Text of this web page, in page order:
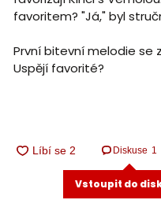
favoritem? "Já," byl
První bitevní melodie se
Uspějí favorité?
Diskuse 1
Vstoupit do